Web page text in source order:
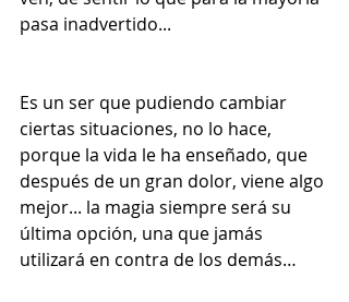
pasa inadvertido...
Es un ser que pudiendo cambiar
ciertas situaciones, no lo hace,
porque la vida le ha enseñado, que
después de un gran dolor, viene algo
mejor... la magia siempre será su
última opción, una que jamás
utilizará en contra de los demás…